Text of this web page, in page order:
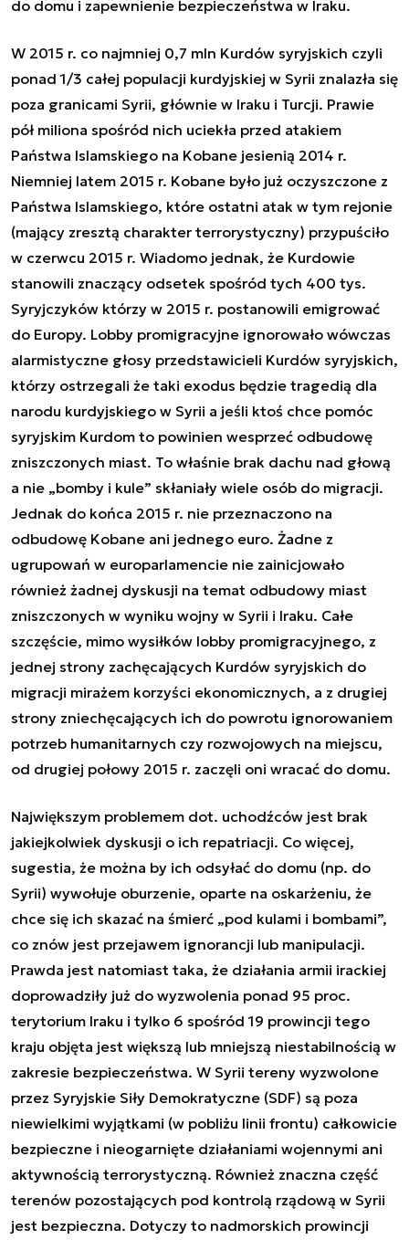
do domu i zapewnienie bezpieczeństwa w Iraku.
W 2015 r. co najmniej 0,7 mln Kurdów syryjskich czyli
ponad 1/3 całej populacji kurdyjskiej w Syrii znalazła się
poza granicami Syrii, głównie w Iraku i Turcji. Prawie
pół miliona spośród nich uciekła przed atakiem
Państwa Islamskiego na Kobane jesienią 2014 r.
Niemniej latem 2015 r. Kobane było już oczyszczone z
Państwa Islamskiego, które ostatni atak w tym rejonie
(mający zresztą charakter terrorystyczny) przypuściło
w czerwcu 2015 r. Wiadomo jednak, że Kurdowie
stanowili znaczący odsetek spośród tych 400 tys.
Syryjczyków którzy w 2015 r. postanowili emigrować
do Europy. Lobby promigracyjne ignorowało wówczas
alarmistyczne głosy przedstawicieli Kurdów syryjskich,
którzy ostrzegali że taki exodus będzie tragedią dla
narodu kurdyjskiego w Syrii a jeśli ktoś chce pomóc
syryjskim Kurdom to powinien wesprzeć odbudowę
zniszczonych miast. To właśnie brak dachu nad głową
a nie „bomby i kule” skłaniały wiele osób do migracji.
Jednak do końca 2015 r. nie przeznaczono na
odbudowę Kobane ani jednego euro. Żadne z
ugrupowań w europarlamencie nie zainicjowało
również żadnej dyskusji na temat odbudowy miast
zniszczonych w wyniku wojny w Syrii i Iraku. Całe
szczęście, mimo wysiłków lobby promigracyjnego, z
jednej strony zachęcających Kurdów syryjskich do
migracji mirażem korzyści ekonomicznych, a z drugiej
strony zniechęcających ich do powrotu ignorowaniem
potrzeb humanitarnych czy rozwojowych na miejscu,
od drugiej połowy 2015 r. zaczęli oni wracać do domu.
Największym problemem dot. uchodźców jest brak
jakiejkolwiek dyskusji o ich repatriacji. Co więcej,
sugestia, że można by ich odsyłać do domu (np. do
Syrii) wywołuje oburzenie, oparte na oskarżeniu, że
chce się ich skazać na śmierć „pod kulami i bombami”,
co znów jest przejawem ignorancji lub manipulacji.
Prawda jest natomiast taka, że działania armii irackiej
doprowadziły już do wyzwolenia ponad 95 proc.
terytorium Iraku i tylko 6 spośród 19 prowincji tego
kraju objęta jest większą lub mniejszą niestabilnością w
zakresie bezpieczeństwa. W Syrii tereny wyzwolone
przez Syryjskie Siły Demokratyczne (SDF) są poza
niewielkimi wyjątkami (w pobliżu linii frontu) całkowicie
bezpieczne i nieogarnięte działaniami wojennymi ani
aktywnością terrorystyczną. Również znaczna część
terenów pozostających pod kontrolą rządową w Syrii
jest bezpieczna. Dotyczy to nadmorskich prowincji